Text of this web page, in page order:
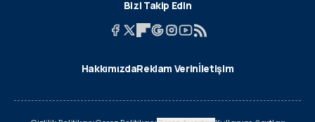
Bizi Takip Edin
HakkımızdaReklam Verinİletişim